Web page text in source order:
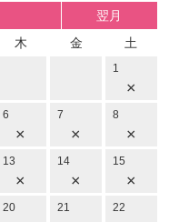
翌月
木 金 土
1
×
6
×
7
×
8
×
13
×
14
×
15
×
20 21 22